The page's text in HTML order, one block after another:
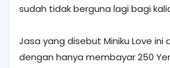
sudah tidak berguna lagi bagi
Jasa yang disebut Miniku Love ini
dengan hanya membayar 250